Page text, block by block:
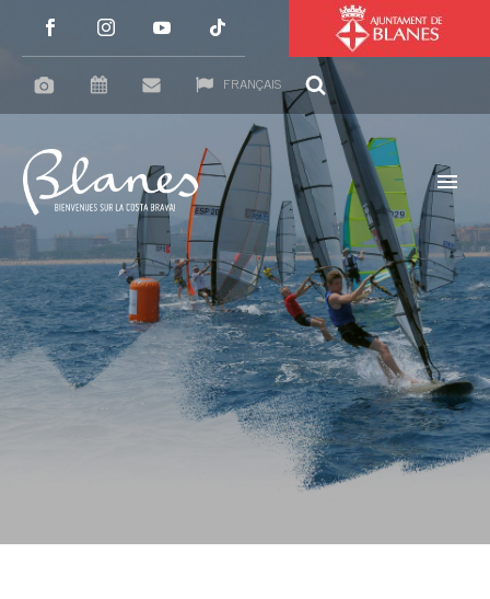
FRANÇAIS